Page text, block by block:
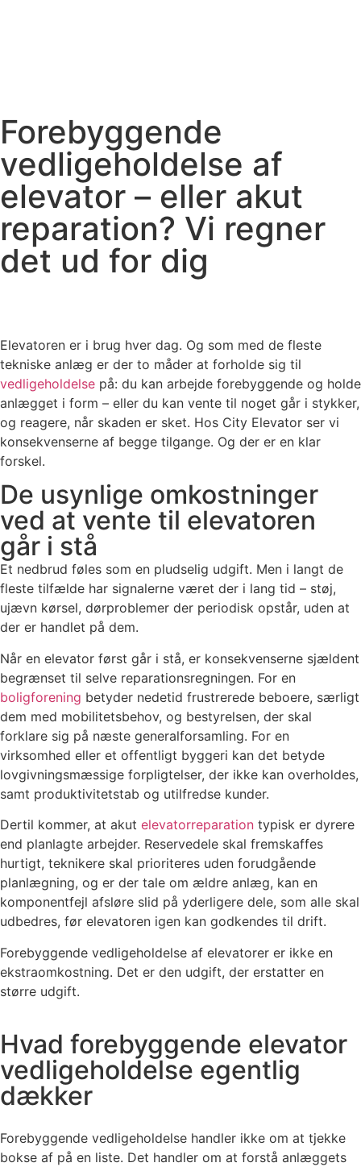
Forebyggende
vedligeholdelse af
elevator – eller akut
reparation? Vi regner
det ud for dig
Elevatoren er i brug hver dag. Og som med de fleste
tekniske anlæg er der to måder at forholde sig til
vedligeholdelse på: du kan arbejde forebyggende og holde
anlægget i form – eller du kan vente til noget går i stykker,
og reagere, når skaden er sket. Hos City Elevator ser vi
konsekvenserne af begge tilgange. Og der er en klar
forskel.
De usynlige omkostninger
ved at vente til elevatoren
går i stå
Et nedbrud føles som en pludselig udgift. Men i langt de
fleste tilfælde har signalerne været der i lang tid – støj,
ujævn kørsel, dørproblemer der periodisk opstår, uden at
der er handlet på dem.
Når en elevator først går i stå, er konsekvenserne sjældent
begrænset til selve reparationsregningen. For en
boligforening betyder nedetid frustrerede beboere, særligt
dem med mobilitetsbehov, og bestyrelsen, der skal
forklare sig på næste generalforsamling. For en
virksomhed eller et offentligt byggeri kan det betyde
lovgivningsmæssige forpligtelser, der ikke kan overholdes,
samt produktivitetstab og utilfredse kunder.
Dertil kommer, at akut elevatorreparation typisk er dyrere
end planlagte arbejder. Reservedele skal fremskaffes
hurtigt, teknikere skal prioriteres uden forudgående
planlægning, og er der tale om ældre anlæg, kan en
komponentfejl afsløre slid på yderligere dele, som alle skal
udbedres, før elevatoren igen kan godkendes til drift.
Forebyggende vedligeholdelse af elevatorer er ikke en
ekstraomkostning. Det er den udgift, der erstatter en
større udgift.
Hvad forebyggende elevator
vedligeholdelse egentlig
dækker
Forebyggende vedligeholdelse handler ikke om at tjekke
bokse af på en liste. Det handler om at forstå anlæggets